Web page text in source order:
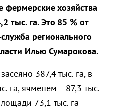
фермерские хозяйства
тыс. га. Это 85 % от
регионального
Илью Сумарокова.
387,4 тыс. га, в
га, ячменем – 87,3 тыс.
73,1 тыс. га